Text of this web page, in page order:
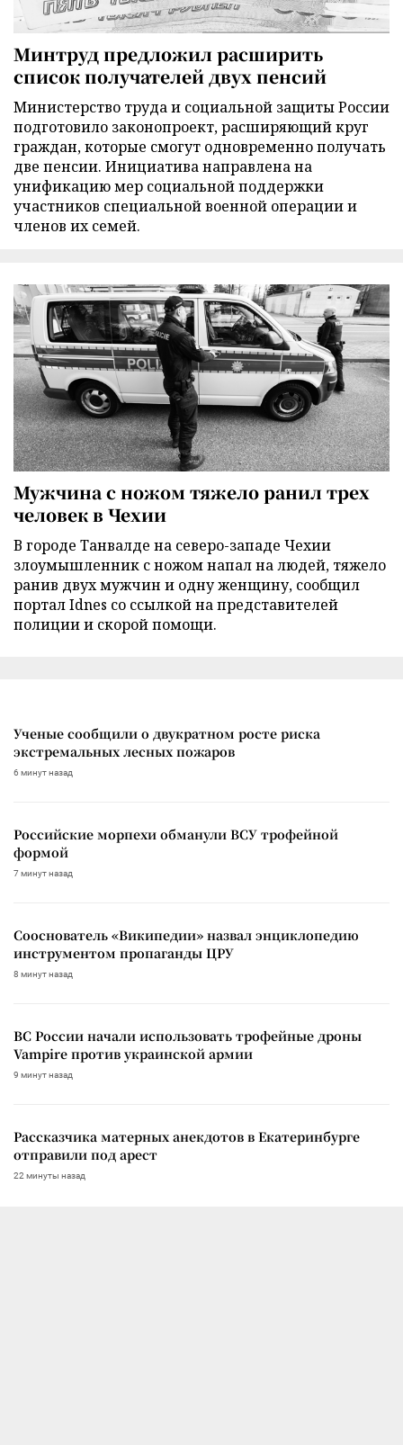
Минтруд предложил расширить
список получателей двух пенсий
Министерство труда и социальной защиты России
подготовило законопроект, расширяющий круг
граждан, которые смогут одновременно получать
две пенсии. Инициатива направлена на
унификацию мер социальной поддержки
участников специальной военной операции и
членов их семей.
Мужчина с ножом тяжело ранил трех
человек в Чехии
В городе Танвалде на северо-западе Чехии
злоумышленник с ножом напал на людей, тяжело
ранив двух мужчин и одну женщину, сообщил
портал Idnes со ссылкой на представителей
полиции и скорой помощи.
Ученые сообщили о двукратном росте риска
экстремальных лесных пожаров
6 минут назад
Российские морпехи обманули ВСУ трофейной
формой
7 минут назад
Сооснователь «Википедии» назвал энциклопедию
инструментом пропаганды ЦРУ
8 минут назад
ВС России начали использовать трофейные дроны
Vampire против украинской армии
9 минут назад
Рассказчика матерных анекдотов в Екатеринбурге
отправили под арест
22 минуты назад